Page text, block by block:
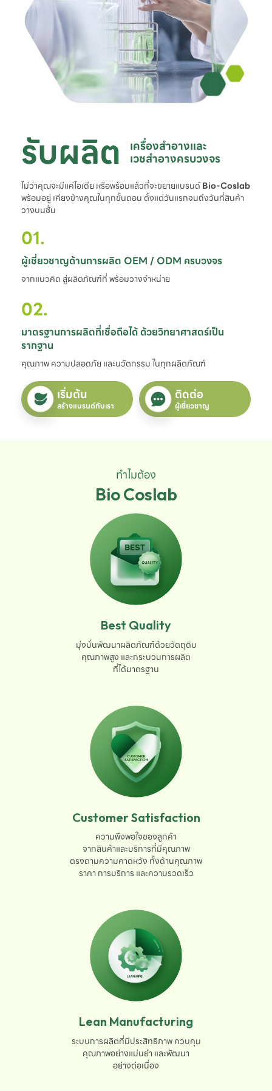
รับผลิต เครื่องสำอางและ
เวชสำอางครบวงจร
ไม่ว่าคุณจะมีแค่ไอเดีย หรือพร้อมแล้วที่จะขยายแบรนด์Bio-Coslab
พร้อมอยู่ เคียงข้างคุณในทุกขั้นตอน ตั้งแต่วันแรกจนถึงวันที่สินค้า
วางบนชั้น
01.
ผู้เชี่ยวชาญด้านการผลิต OEM / ODM ครบวงจร
จากแนวคิด สู่ผลิตภัณฑ์ที่ พร้อมวางจำหน่าย
02.
มาตรฐานการผลิตที่เชื่อถือได้ ด้วยวิทยาศาสตร์เป็น
รากฐาน
คุณภาพ ความปลอดภัย และนวัตกรรม ในทุกผลิตภัณฑ์
เริ่มต้น
สร้างแบรนด์กับเรา
ติดต่อ
ผู้เชี่ยวชาญ
ทำไมต้อง
Bio Coslab
Best Quality
มุ่งมั่นพัฒนาผลิตภัณฑ์ด้วยวัตถุดิบ
คุณภาพสูง และกระบวนการผลิต
ที่ได้มาตรฐาน
Customer Satisfaction
ความพึงพอใจของลูกค้า
จากสินค้าและบริการที่มีคุณภาพ
ตรงตามความคาดหวัง ทั้งด้านคุณภาพ
ราคา การบริการ และความรวดเร็ว
Lean Manufacturing
ระบบการผลิตที่มีประสิทธิภาพ ควบคุม
คุณภาพอย่างแม่นยำ และพัฒนา
อย่างต่อเนื่อง